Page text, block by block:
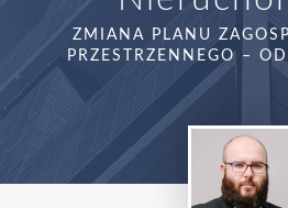
ZMIANA PLANU
PRZESTRZENNEGO –